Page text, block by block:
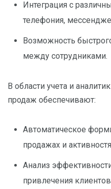
Интеграция с
телефония,
Возможность
между сотрудниками.
В области учета и
продаж обеспечивают:
Автоматическое
продажах и
Анализ
привлечения